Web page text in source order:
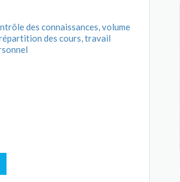
des connaissances, volume
des cours, travail